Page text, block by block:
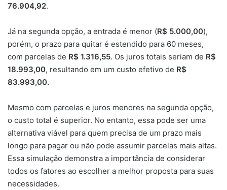
76.904,92.
Já na segunda opção, a entrada é menor (R$ 5.000,00),
porém, o prazo para quitar é estendido para 60 meses,
com parcelas de R$ 1.316,55. Os juros totais seriam de R$
18.993,00, resultando em um custo efetivo de R$
83.993,00.
Mesmo com parcelas e juros menores na segunda opção,
o custo total é superior. No entanto, essa pode ser uma
alternativa viável para quem precisa de um prazo mais
longo para pagar ou não pode assumir parcelas mais altas.
Essa simulação demonstra a importância de considerar
todos os fatores ao escolher a melhor proposta para suas
necessidades.